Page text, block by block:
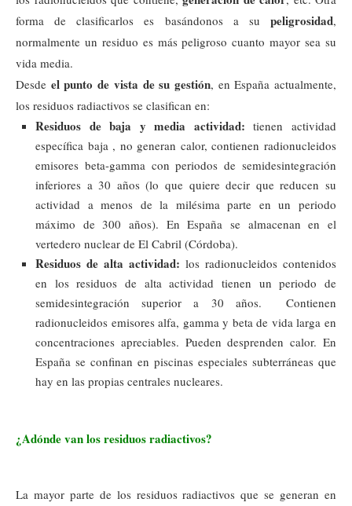
forma de clasificarlos es basándonos a su peligrosidad,
normalmente un residuo es más peligroso cuanto mayor sea su
vida media.
Desde el punto de vista de su gestión, en España actualmente,
los residuos radiactivos se clasifican en:
Residuos de baja y media actividad: tienen actividad
específica baja , no generan calor, contienen radionucleidos
emisores beta-gamma con periodos de semidesintegración
inferiores a 30 años (lo que quiere decir que reducen su
actividad a menos de la milésima parte en un periodo
máximo de 300 años). En España se almacenan en el
vertedero nuclear de El Cabril (Córdoba).
Residuos de alta actividad: los radionucleidos contenidos
en los residuos de alta actividad tienen un periodo de
semidesintegración superior a 30 años.
Contienen
radionucleidos emisores alfa, gamma y beta de vida larga en
concentraciones apreciables. Pueden desprenden calor. En
España se confinan en piscinas especiales subterráneas que
hay en las propias centrales nucleares.
¿Adónde van los residuos radiactivos?
La mayor parte de los residuos radiactivos que se generan en